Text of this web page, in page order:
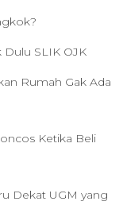
Dulu SLIK OJK
Rumah Gak Ada
Ketika Beli
Dekat UGM yang